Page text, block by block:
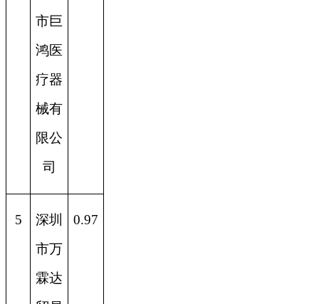
市巨
鸿医
疗器
械有
限公
司
5
深圳
市万
霖达
0.97